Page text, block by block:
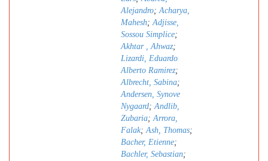
Alejandro;Acharya,
Mahesh;Adjisse,
Sossou Simplice;
Akhtar , Ahwaz;
Lizardi, Eduardo
Alberto Ramirez;
Albrecht, Sabina;
Andersen, Synove
Nygaard;Andlib,
Zubaria;Arrora,
Falak;Ash, Thomas;
Bacher, Etienne;
Bachler, Sebastian;